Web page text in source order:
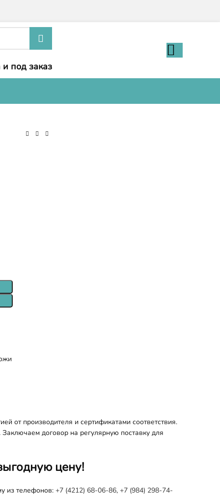
под заказ
от производителя и сертификатами соответствия.
договор на регулярную поставку для
цену!
из телефонов: +7 (4212) 68-06-86, +7 (984) 298-74-